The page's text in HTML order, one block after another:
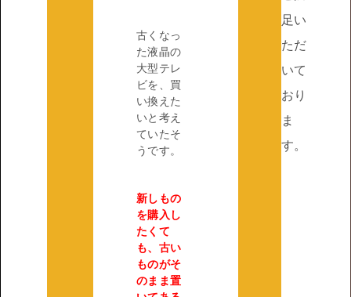
古くなっ
た液晶の
大型テレ
ビを、買
い換えた
いと考え
ていたそ
うです。
新しもの
を購入し
たくて
も、古い
ものがそ
のまま置
足い
ただ
いて
おり
ま
す。